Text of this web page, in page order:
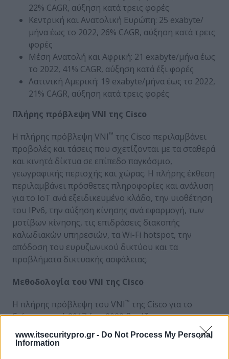
www.itsecuritypro.gr - Do Not Process My Personal
Information
22% CAGR, αύξηση κατά τρεις φορές
Κεντρική και Ανατολική Ευρώπη: 25 exabyte/
μήνα έως το 2022, 26% CAGR, αύξηση κατά τρεις
φορές
Μέση Ανατολή και Αφρική: 21 exabyte/μήνα έως
το 2022, 41% CAGR, αύξηση κατά έξι φορές
Λατινική Αμερική: 19 exabyte/μήνα έως το 2022,
21% CAGR, αύξηση κατά τρεις φορές
Πλήρης πρόβλεψη VNI της Cisco
H πλήρης πρόβλεψη VNI™ της Cisco περιλαμβάνει
προβολές και τάσεις που σχετίζονται με τα σταθερά
και κινητά δίκτυα σε επίπεδο παγκόσμιο,
γεωγραφικής περιοχής και χώρας. Η πλήρης έκθεση
περιλαμβάνει πρόσθετες πληροφορίες και ανάλυση
για το IoT ανά εξειδικευμένο κλάδο, την υιοθέτηση
του IPv6, την αύξηση κίνησης ανά εφαρμογή, των
μοτίβων κίνησης, τις επιδράσεις διακοπής
καλωδιακών υπηρεσιών, τα Wi-Fi hotspot, την
απόδοση του ευρυζωνικού δικτύου και τα
προβλήματα δικτυακής ασφάλειας.
Μεθοδολογία του VNI της Cisco
Η πλήρης πρόβλεψη του VNI™ της Cisco για το
διάστημα από 2017 έως 2022 βασίζεται σε
προβλέψεις ανεξάρτητων αναλυτών και πραγματικά
δεδομένα χρήσης δικτύου. Πάνω στη βάση αυτή